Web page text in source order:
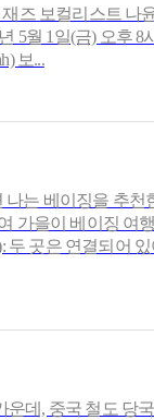
즈 보컬리스트 나
월 1일(금) 오후 8
보...
는 베이징을 추천
가을이 베이징 여
곳은 연결되어
운데, 중국 철도 당